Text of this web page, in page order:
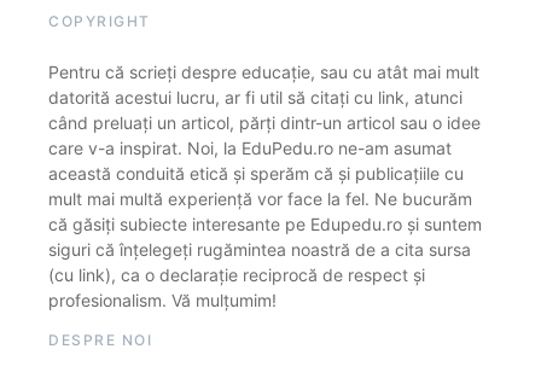
COPYRIGHT
Pentru că scrieți despre educație, sau cu atât mai mult
datorită acestui lucru, ar fi util să citați cu link, atunci
când preluați un articol, părți dintr-un articol sau o idee
care v-a inspirat. Noi, la EduPedu.ro ne-am asumat
această conduită etică și sperăm că și publicațiile cu
mult mai multă experiență vor face la fel. Ne bucurăm
că găsiți subiecte interesante pe Edupedu.ro și suntem
siguri că înțelegeți rugămintea noastră de a cita sursa
(cu link), ca o declarație reciprocă de respect și
profesionalism. Vă mulțumim!
DESPRE NOI